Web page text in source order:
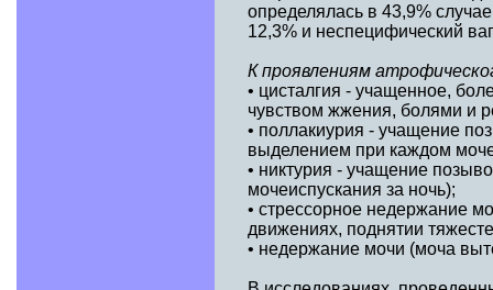
определялась в 43,9%
12,3% и неспецифический
К проявлениям
• цисталгия - учащенное,
чувством жжения, болями и
• поллакиурия - учащение
выделением при каждом
• никтурия - учащение
мочеиспускания за ночь);
• стрессорное недержание
движениях, поднятии
• недержание мочи (моча